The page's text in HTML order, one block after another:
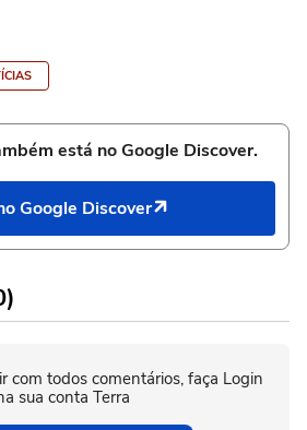
está no Google Discover.
Google Discover
com todos comentários, faça Login
sua conta Terra